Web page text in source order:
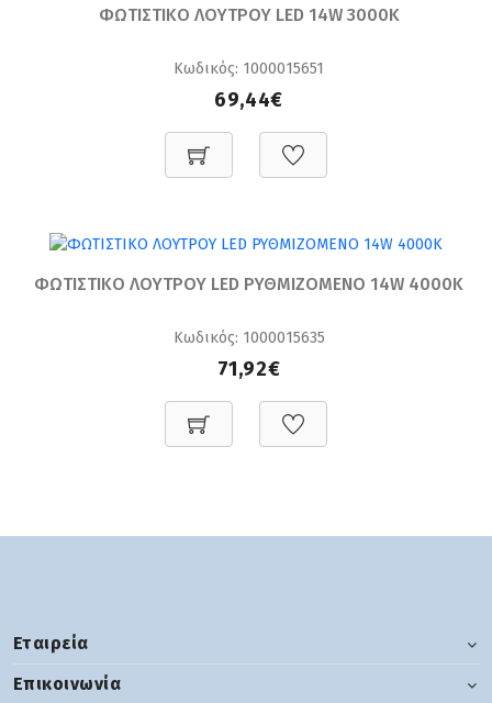
ΦΩΤΙΣΤΙΚΟ ΛΟΥΤΡΟΥ LED 14W 3000K
Κωδικός: 1000015651
69,44€
ΦΩΤΙΣΤΙΚΟ ΛΟΥΤΡΟΥ LED ΡΥΘΜΙΖΟΜΕΝΟ 14W 4000K
Κωδικός: 1000015635
71,92€
Εταιρεία
Επικοινωνία